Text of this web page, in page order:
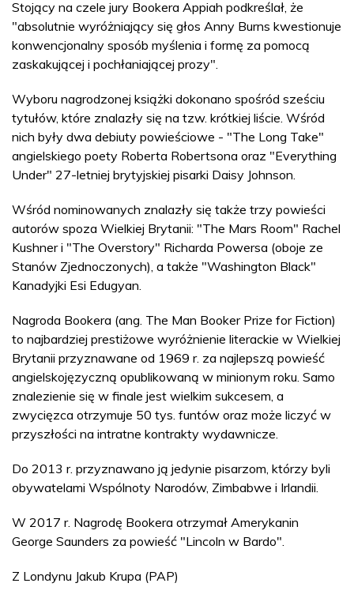
Stojący na czele jury Bookera Appiah podkreślał, że
"absolutnie wyróżniający się głos Anny Burns kwestionuje
konwencjonalny sposób myślenia i formę za pomocą
zaskakującej i pochłaniającej prozy".
Wyboru nagrodzonej książki dokonano spośród sześciu
tytułów, które znalazły się na tzw. krótkiej liście. Wśród
nich były dwa debiuty powieściowe - "The Long Take"
angielskiego poety Roberta Robertsona oraz "Everything
Under" 27-letniej brytyjskiej pisarki Daisy Johnson.
Wśród nominowanych znalazły się także trzy powieści
autorów spoza Wielkiej Brytanii: "The Mars Room" Rachel
Kushner i "The Overstory" Richarda Powersa (oboje ze
Stanów Zjednoczonych), a także "Washington Black"
Kanadyjki Esi Edugyan.
Nagroda Bookera (ang. The Man Booker Prize for Fiction)
to najbardziej prestiżowe wyróżnienie literackie w Wielkiej
Brytanii przyznawane od 1969 r. za najlepszą powieść
angielskojęzyczną opublikowaną w minionym roku. Samo
znalezienie się w finale jest wielkim sukcesem, a
zwycięzca otrzymuje 50 tys. funtów oraz może liczyć w
przyszłości na intratne kontrakty wydawnicze.
Do 2013 r. przyznawano ją jedynie pisarzom, którzy byli
obywatelami Wspólnoty Narodów, Zimbabwe i Irlandii.
W 2017 r. Nagrodę Bookera otrzymał Amerykanin
George Saunders za powieść "Lincoln w Bardo".
Z Londynu Jakub Krupa (PAP)